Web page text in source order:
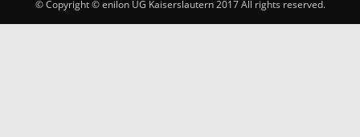
© Copyright © enilon UG Kaiserslautern 2017 All rights reserved.